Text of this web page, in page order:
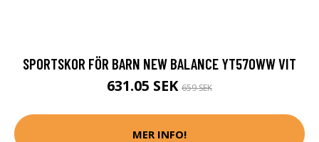
SPORTSKOR FÖR BARN NEW BALANCE YT570WW VIT
631.05 SEK 659 SEK
MER INFO!